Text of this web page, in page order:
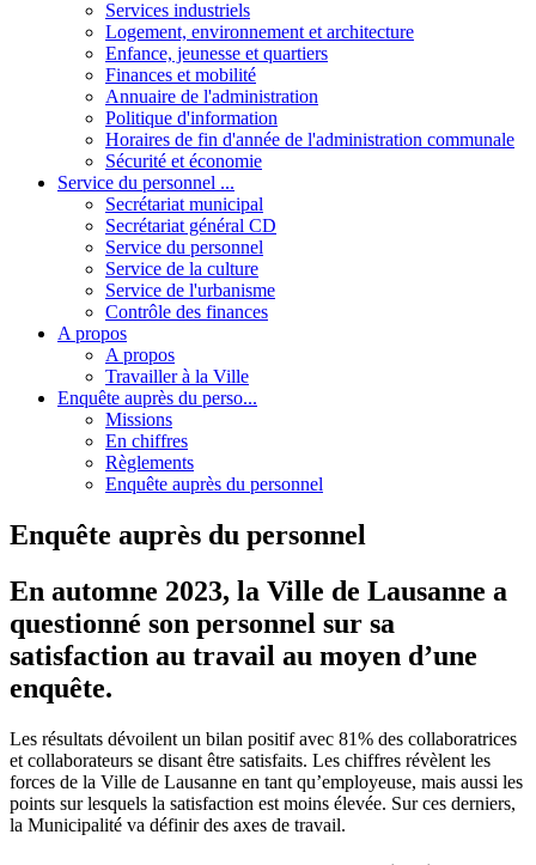
Services industriels
Logement, environnement et architecture
Enfance, jeunesse et quartiers
Finances et mobilité
Annuaire de l'administration
Politique d'information
Horaires de fin d'année de l'administration communale
Sécurité et économie
Service du personnel ...
Secrétariat municipal
Secrétariat général CD
Service du personnel
Service de la culture
Service de l'urbanisme
Contrôle des finances
A propos
A propos
Travailler à la Ville
Enquête auprès du perso...
Missions
En chiffres
Règlements
Enquête auprès du personnel
Enquête auprès du personnel
En automne 2023, la Ville de Lausanne a
questionné son personnel sur sa
satisfaction au travail au moyen d’une
enquête.
Les résultats dévoilent un bilan positif avec 81% des collaboratrices
et collaborateurs se disant être satisfaits. Les chiffres révèlent les
forces de la Ville de Lausanne en tant qu’employeuse, mais aussi les
points sur lesquels la satisfaction est moins élevée. Sur ces derniers,
la Municipalité va définir des axes de travail.